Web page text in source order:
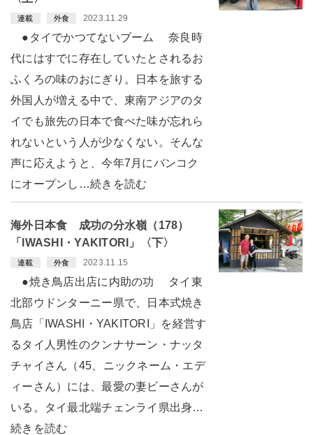
連載 外食 2023.11.29
●タイでかつてないブーム 奈良時
代にはすでに存在していたとされるお
ふくろの味のおにぎり。日本を旅する
外国人が増える中で、東南アジアのタ
イでも旅先の日本で食べた味が忘れら
れないという人が少なくない。そんな
声に応えようと、今年7月にバンコク
にオープンし…続きを読む
海外日本食 成功の分水嶺（178）
「IWASHI・YAKITORI」〈下〉
連載 外食 2023.11.15
●焼き鳥店出店に内助の功 タイ東
北部ウドンターニー県で、日本式焼き
鳥店「IWASHI・YAKITORI」を経営す
るタイ人男性のクンナサーン・ナッタ
チャイさん（45、ニックネーム・エデ
ィーさん）には、最愛の妻ビーさんが
いる。タイ最北端チェンライ県出身…
続きを読む